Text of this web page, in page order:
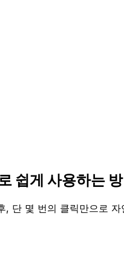
쉽게 사용하는 방
단 몇 번의 클릭만으로